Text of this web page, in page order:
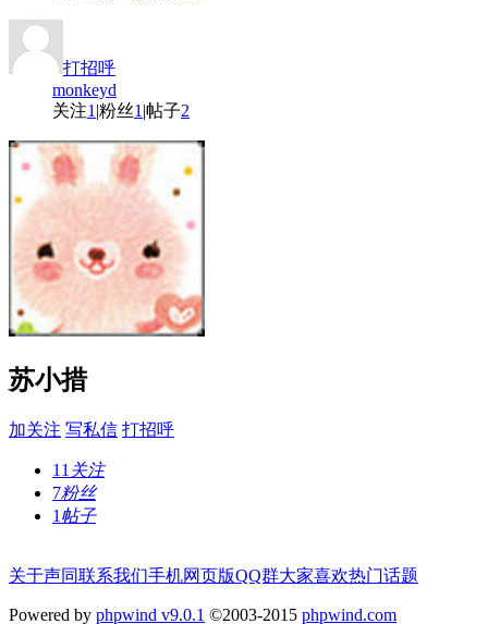
打招呼
monkeyd
关注1 |粉丝1 |帖子2
苏小措
加关注 写私信 打招呼
11 关注
7粉丝
1 帖子
关于声同联系我们手机网页版QQ群大家喜欢热门话题
Powered by phpwind v9.0.1 ©2003-2015 phpwind.com